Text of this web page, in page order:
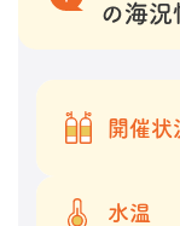
の海況
開催状
水温